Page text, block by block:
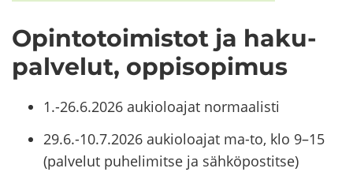
Opin­to­toi­mis­tot ja ha­ku­
pal­ve­lut, op­pi­so­pi­mus
1.-26.6.2026 aukioloajat normaalisti
29.6.-10.7.2026 aukioloajat ma-to, klo 9–15
(palvelut puhelimitse ja sähköpostitse)